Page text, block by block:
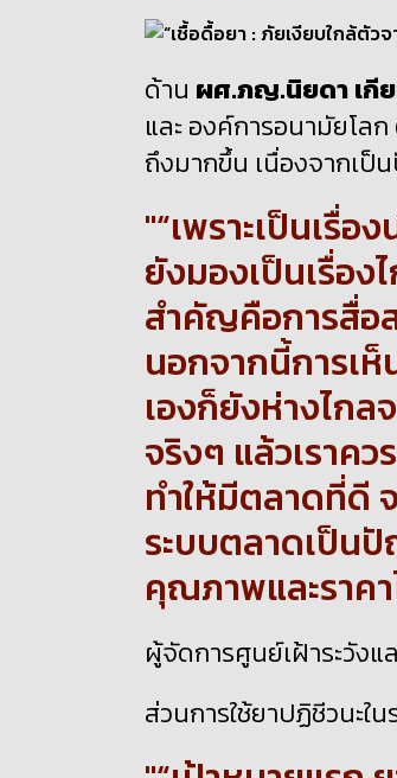
ด้าน ผศ.ภญ.นิยดา เกี
และ องค์การอนามัยโ
ถึงมากขึ้น เนื่องจากเ
“เพราะเป็นเรื่
ยังมองเป็นเรื่อง
สำคัญคือการสื่อ
นอกจากนี้การเ
เองก็ยังห่างไกล
จริงๆ แล้วเราค
ทำให้มีตลาดที่ดี
ระบบตลาดเป็น
คุณภาพและราคา
ผู้จัดการศูนย์เฝ้าระวัง
ส่วนการใช้ยาปฏิชีวนะใ